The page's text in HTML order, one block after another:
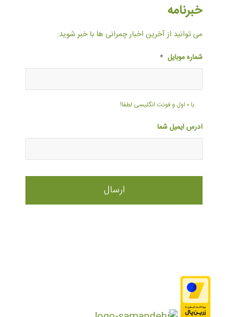
خبرنامه
می توانید از آخرین اخبار چمرانی ها با خبر شوید:
شماره موبایل *
با ۰ اول و فونت انگلیسی لطفا!
آدرس ایمیل شما